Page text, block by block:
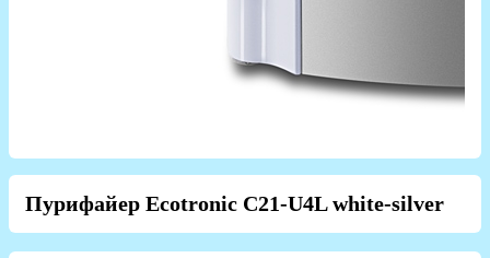
Пурифайер Ecotronic C21-U4L white-silver